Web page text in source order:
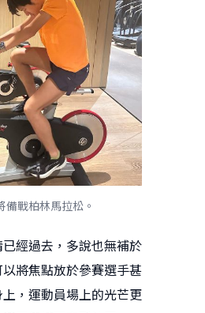
備戰柏林馬拉松。
經過去，多說也無補於
將焦點放於參賽選手甚
，運動員場上的光芒更